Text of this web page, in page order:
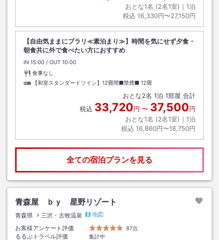
おとな1名 (2名1室)｜ 1泊
税込 16,330円〜27,150円
【自由気ままにブラリ≪素泊まり≫】時間を気にせず夕食・
朝食共に外で食べたい方におすすめ
IN チェックイン
15:00 / OUT チェックアウト
10:00
食事なし
【和室スタンダードツイン】12畳間■禁煙■ 12畳
おとな2名 1泊 1部屋 合計
税込 33,720円 〜 37,500円
おとな1名 (2名1室)｜ 1泊
税込 16,860円〜18,750円
全ての宿泊プランを見る
青森屋 ｂｙ 星野リゾート
青森県 三沢・古牧温泉
地図
お客様アンケート評価
87点
るるぶトラベル評価
集計中